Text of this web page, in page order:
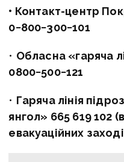
• Контакт-центр
0−800−300−101
• Обласна «гаряча
0800−500−121
• Гаряча лінія
янгол» 665 619 102
евакуаційних